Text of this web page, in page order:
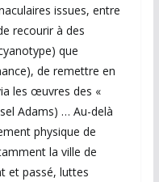
issues, entre
recourir à des
que
de remettre en
les œuvres des «
Adams) … Au-delà
physique de
la ville de
et passé, luttes